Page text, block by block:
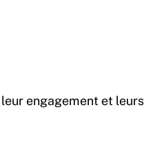
engagement et